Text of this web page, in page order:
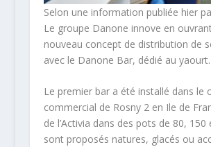
Selon une information publiée hier
Le groupe Danone innove en
nouveau concept de distribution de
avec le Danone Bar, dédié au yaourt.
Le premier bar a été installé dans le
commercial de Rosny 2 en Ile de
de l’Activia dans des pots de 80, 150
sont proposés natures, glacés ou